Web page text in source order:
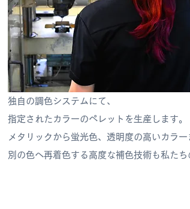
独自の調色システムにて、
指定されたカラーのペレットを生産します。
メタリックから蛍光色、透明度の高いカラー
別の色へ再着色する高度な補色技術も私たち